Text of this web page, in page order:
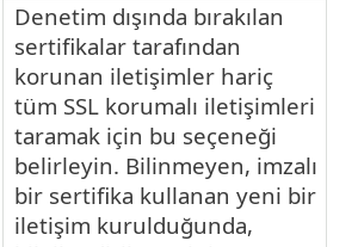
Denetim dışında bırakılan
sertifikalar tarafından
korunan iletişimler hariç
tüm SSL korumalı iletişimleri
taramak için bu seçeneği
belirleyin. Bilinmeyen, imzalı
bir sertifika kullanan yeni bir
iletişim kurulduğunda,